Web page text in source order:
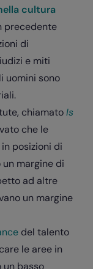
cultura
precedente
di
e miti
uomini sono
chiamatoIs
che le
posizioni di
margine di
ad altre
un margine
del talento
le aree in
un basso